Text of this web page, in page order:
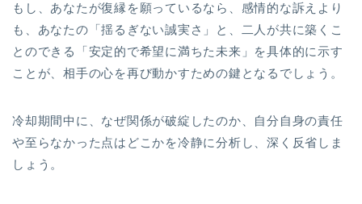
もし、あなたが復縁を願っているなら、感情的な訴えより
も、あなたの「揺るぎない誠実さ」と、二人が共に築くこ
とのできる「安定的で希望に満ちた未来」を具体的に示す
ことが、相手の心を再び動かすための鍵となるでしょう。
冷却期間中に、なぜ関係が破綻したのか、自分自身の責任
や至らなかった点はどこかを冷静に分析し、深く反省しま
しょう。